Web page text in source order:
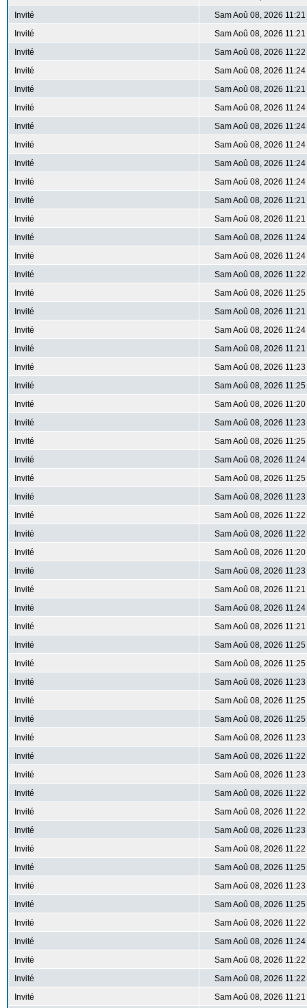
Invité
Sam Aoû 08, 2026
Invité
Sam Aoû 08, 2026
Invité
Sam Aoû 08, 2026
Invité
Sam Aoû 08, 2026
Invité
Sam Aoû 08, 2026
Invité
Sam Aoû 08, 2026
Invité
Sam Aoû 08, 2026
Invité
Sam Aoû 08, 2026
Invité
Sam Aoû 08, 2026
Invité
Sam Aoû 08, 2026
Invité
Sam Aoû 08, 2026
Invité
Sam Aoû 08, 2026
Invité
Sam Aoû 08, 2026
Invité
Sam Aoû 08, 2026
Invité
Sam Aoû 08, 2026
Invité
Sam Aoû 08, 2026
Invité
Sam Aoû 08, 2026
Invité
Sam Aoû 08, 2026
Invité
Sam Aoû 08, 2026
Invité
Sam Aoû 08, 2026
Invité
Sam Aoû 08, 2026
Invité
Sam Aoû 08, 2026
Invité
Sam Aoû 08, 2026
Invité
Sam Aoû 08, 2026
Invité
Sam Aoû 08, 2026
Invité
Sam Aoû 08, 2026
Invité
Sam Aoû 08, 2026
Invité
Sam Aoû 08, 2026
Invité
Sam Aoû 08, 2026
Invité
Sam Aoû 08, 2026
Invité
Sam Aoû 08, 2026
Invité
Sam Aoû 08, 2026
Invité
Sam Aoû 08, 2026
Invité
Sam Aoû 08, 2026
Invité
Sam Aoû 08, 2026
Invité
Sam Aoû 08, 2026
Invité
Sam Aoû 08, 2026
Invité
Sam Aoû 08, 2026
Invité
Sam Aoû 08, 2026
Invité
Sam Aoû 08, 2026
Invité
Sam Aoû 08, 2026
Invité
Sam Aoû 08, 2026
Invité
Sam Aoû 08, 2026
Invité
Sam Aoû 08, 2026
Invité
Sam Aoû 08, 2026
Invité
Sam Aoû 08, 2026
Invité
Sam Aoû 08, 2026
Invité
Sam Aoû 08, 2026
Invité
Sam Aoû 08, 2026
Invité
Sam Aoû 08, 2026
Invité
Sam Aoû 08, 2026
Invité
Sam Aoû 08, 2026
Invité
Sam Aoû 08, 2026
Invité
Sam Aoû 08, 2026